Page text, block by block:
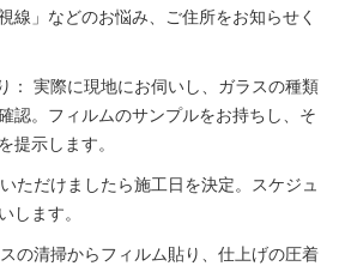
線」などのお悩み、ご住所をお知らせく
： 実際に現地にお伺いし、ガラスの種類
認。フィルムのサンプルをお持ちし、そ
提示します。
ただけましたら施工日を決定。スケジュ
します。
の清掃からフィルム貼り、仕上げの圧着